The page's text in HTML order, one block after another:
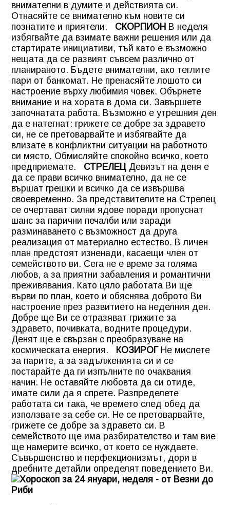
внимателни в думите и действията си.
Отнасяйте се внимателно към новите си
познатите и приятели. СКОРПИОН В неделя
избягвайте да взимате важни решения или да
стартирате инициативи, тъй като е възможно
нещата да се развият съвсем различно от
планираното. Бъдете внимателни, ако теглите
пари от банкомат. Не пренасяйте лошото си
настроение върху любимия човек. Обърнете
внимание и на хората в дома си. Завършете
започнатата работа. Възможно е утрешния ден
да е натегнат: грижете се добре за здравето
си, не се претоварвайте и избягвайте да
влизате в конфликтни ситуации на работното
си място. Обмисляйте спокойно всичко, което
предприемате. СТРЕЛЕЦ Девизът на деня е
да се прави всичко внимателно, да не се
вършат грешки и всичко да се извършва
своевременно. За представителите на Стрелец
се очертават силни ядове поради пропуснат
шанс за парични печалби или заради
разминаването с възможност да друга
реализация от материално естество. В личен
план предстоят изненади, касаещи член от
семейството ви. Сега не е време за голяма
любов, а за приятни забавления и романтични
преживявания. Като цяло работата Ви ще
върви по план, което и обяснява доброто Ви
настроение през развитието на неделния ден.
Добре ще Ви се отразяват грижите за
здравето, почивката, водните процедури.
Денят ще е свързан с преобразуване на
космическата енергия. КОЗИРОГНе мислете
за парите, а за задълженията си и се
постарайте да ги изпълните по очаквания
начин. Не оставяйте любовта да си отиде,
имате сили да я спрете. Разпределете
работата си така, че времето след обед да
използвате за себе си. Не се претоварвайте,
грижете се добре за здравето си. В
семейството ще има разбирателство и там вие
ще намерите всичко, от което се нуждаете.
Съвършенство и перфекционизмът, дори в
дребните детайли определят поведението Ви.